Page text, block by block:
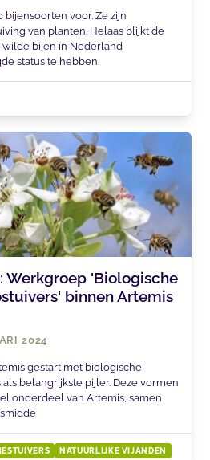
voor. Ze zijn
van planten. Helaas blijkt de
wilde bijen in Nederland
status te hebben.
Werkgroep 'Biologische
binnen Artemis
2024
gestart met biologische
belangrijkste pijler. Deze vormen
onderdeel van Artemis, samen
NATUURLIJKE VIJANDEN